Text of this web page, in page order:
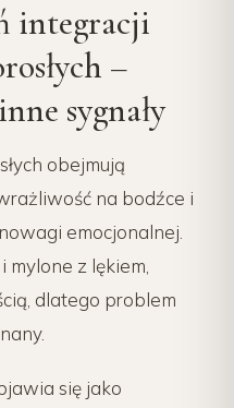
integracji
–
sygnały
obejmują
na bodźce i
emocjonalnej.
mylone z lękiem,
dlatego problem
się jako